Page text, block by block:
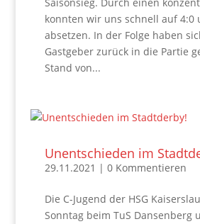
konnten wir uns schnell auf 4:0
absetzen. In der Folge haben
Gastgeber zurück in die Partie
Stand von...
Unentschieden im
29.11.2021 | 0 Kommentieren
Die C-Jugend der HSG
Sonntag beim TuS Dansenberg